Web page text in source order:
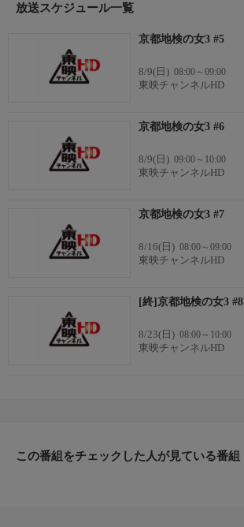
放送スケジュール一覧
京都地検の女3 #5
8/9(日) 08:00～09:00
東映チャンネルHD
京都地検の女3 #6
8/9(日) 09:00～10:00
東映チャンネルHD
京都地検の女3 #7
8/16(日) 08:00～09:00
東映チャンネルHD
[終]京都地検の女3 #8
8/23(日) 08:00～10:00
東映チャンネルHD
この番組をチェックした人が見ている番組